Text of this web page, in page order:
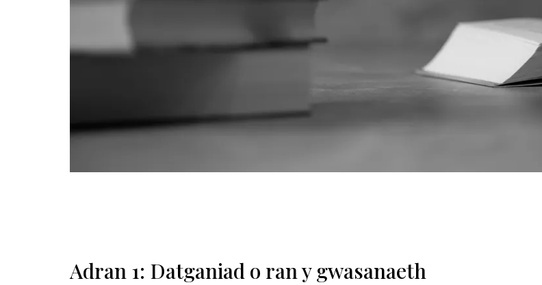
Adran 1: Datganiad o ran y gwasanaeth